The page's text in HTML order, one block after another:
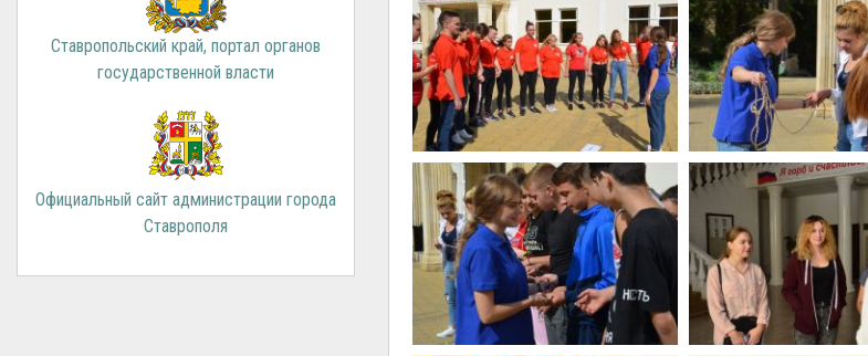
Ставропольский край, портал органов
государственной власти
Официальный сайт администрации города
Ставрополя